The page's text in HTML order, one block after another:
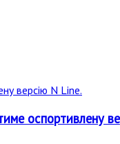
оспортивлену